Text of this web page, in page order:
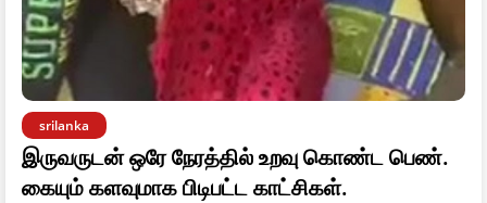
srilanka
இருவருடன் ஒரே நேரத்தில் உறவு கொண்ட பெண்.
கையும் களவுமாக பிடிபட்ட காட்சிகள்.